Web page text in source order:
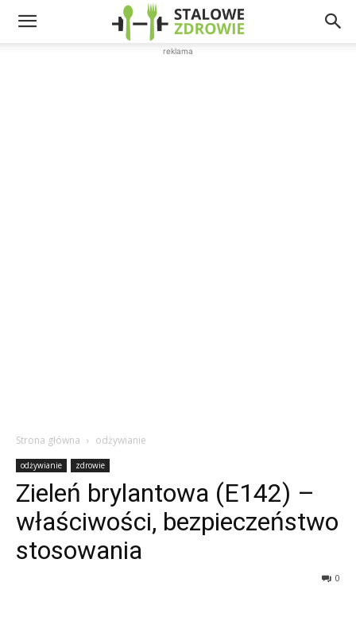
reklama
Strona główna odżywianie
odżywianie zdrowie
Zieleń brylantowa (E142) –
właściwości, bezpieczeństwo
stosowania
0